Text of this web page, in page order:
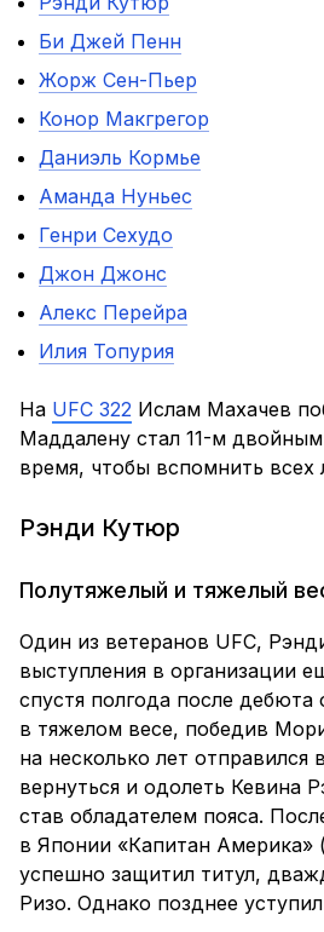
Би Джей Пенн
Жорж Сен-Пьер
Конор Макгрегор
Даниэль Кормье
Аманда Нуньес
Генри Сехудо
Джон Джонс
Алекс Перейра
Илия Топурия
На UFC 322 Ислам Махачев
Маддалену стал 11-м
время, чтобы вспомнить всех
Рэнди Кутюр
Полутяжелый и тяжелый
Один из ветеранов UFC,
выступления в организации
спустя полгода после
в тяжелом весе, победив
на несколько лет
вернуться и одолеть Кевина
став обладателем пояса.
в Японии «Капитан Америка»
успешно защитил титул,
Ризо. Однако позднее